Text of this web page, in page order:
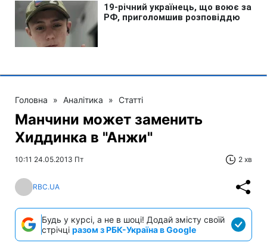
Головна » Аналітика » Статті
Манчини может заменить
Хиддинка в "Анжи"
10:11 24.05.2013 Пт 2 хв
RBC.UA
Будь у курсі, а не в шоці! Додай змісту своїй
стрічці разом з РБК-Україна в Google